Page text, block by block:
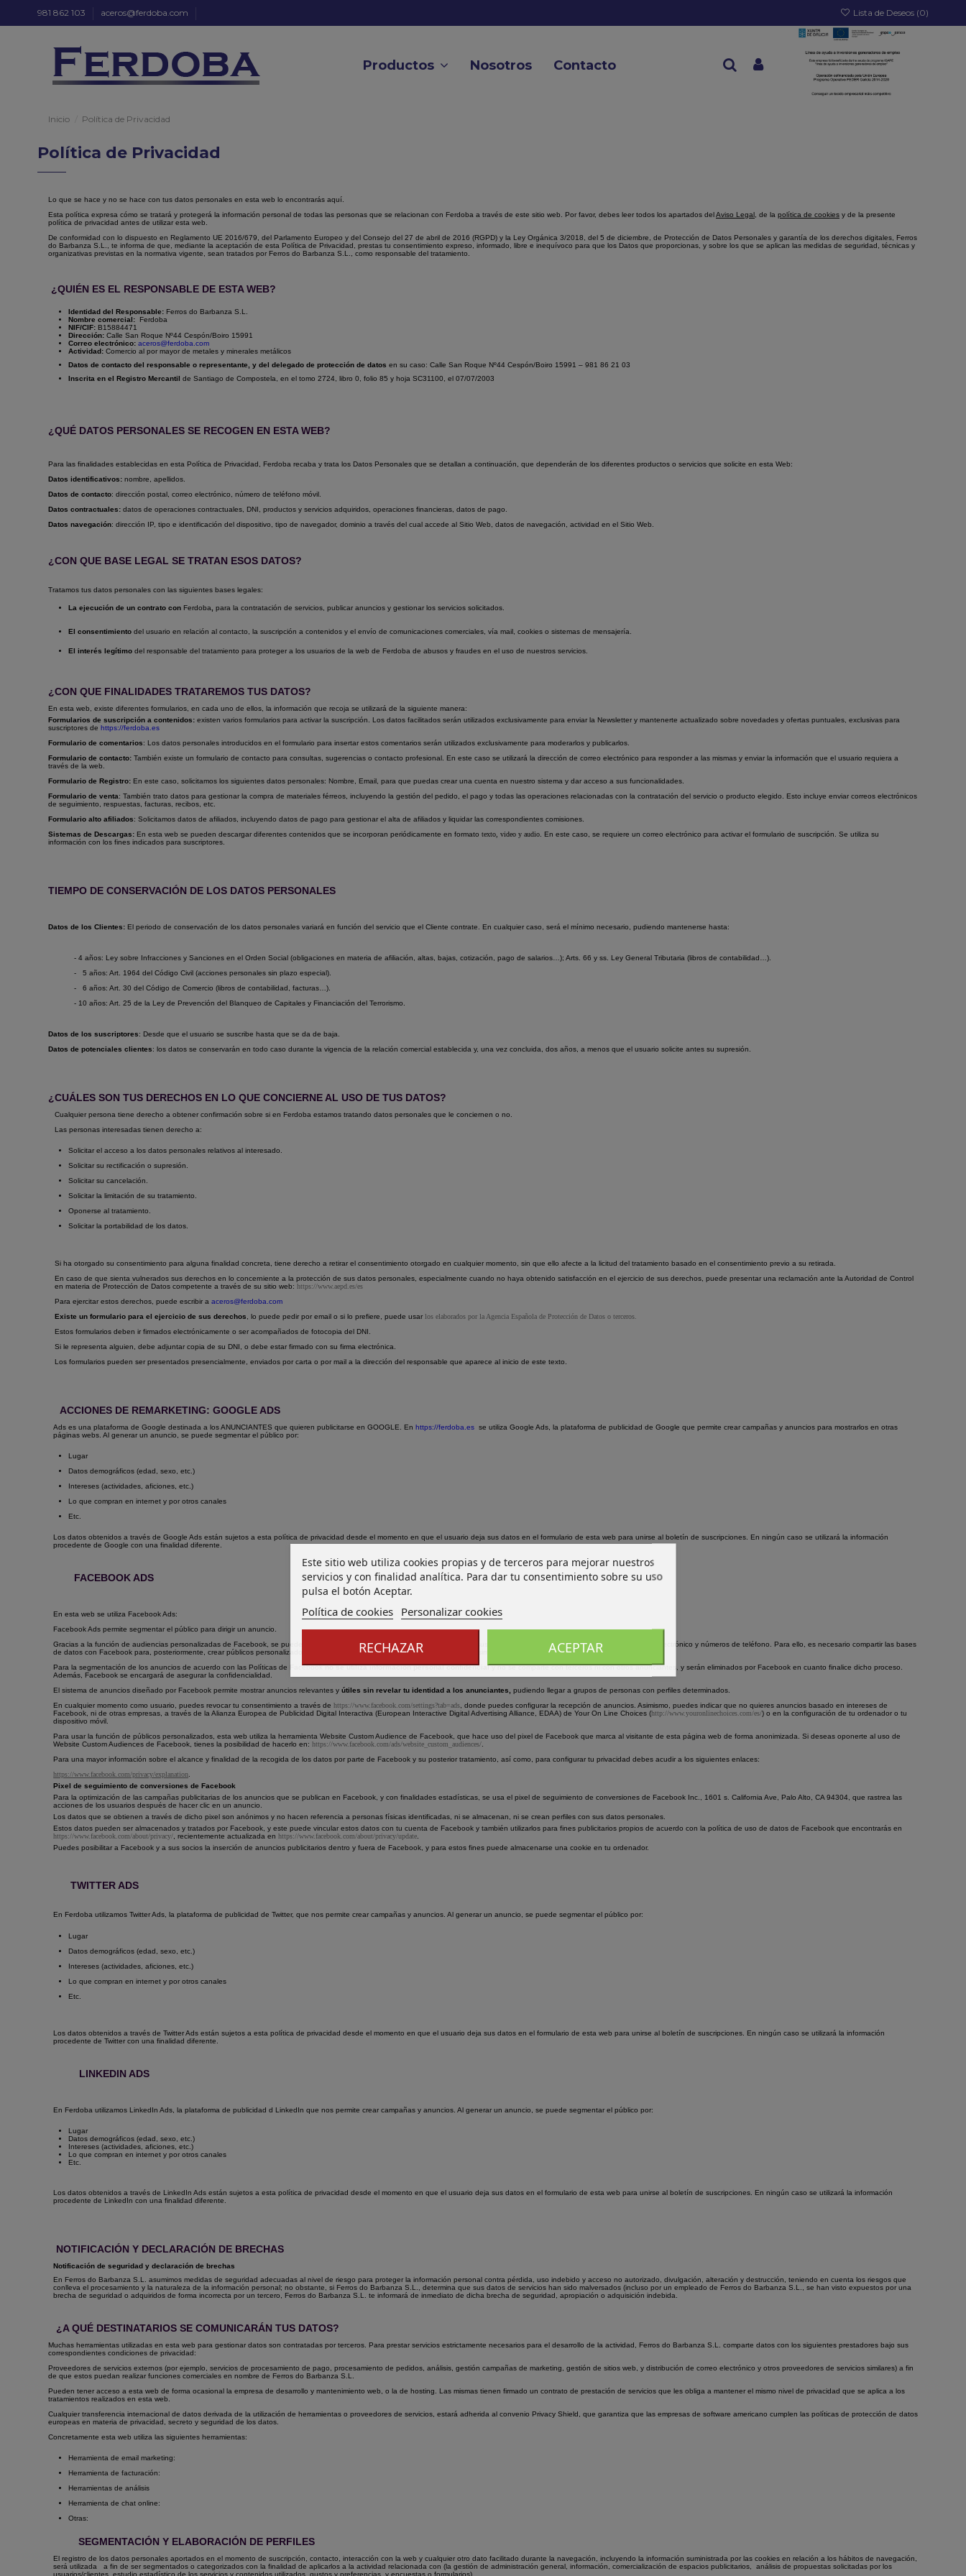
981 862 103 aceros@ferdoba.com Lista de Deseos (0)
Productos Nosotros Contacto
Inicio Política de Privacidad
Política de Privacidad
Lo que se hace y no se hace con tus datos personales en esta web lo encontrarás aquí.
Esta política expresa cómo se tratará y protegerá la información personal de todas las personas que se relacionan con Ferdoba a través de este sitio web. Por favor, debes leer todos los apartados delAviso Legal , de la política de cookies y de la presente
política de privacidad antes de utilizar esta web.
De conformidad con lo dispuesto en Reglamento UE 2016/679, del Parlamento Europeo y del Consejo del 27 de abril de 2016 (RGPD) y la Ley Orgánica 3/2018, del 5 de diciembre, de Protección de Datos Personales y garantía de los derechos digitales, Ferros
do Barbanza S.L., te informa de que, mediante la aceptación de esta Política de Privacidad, prestas tu consentimiento expreso, informado, libre e inequívoco para que los Datos que proporcionas, y sobre los que se aplican las medidas de seguridad, técnicas y
organizativas previstas en la normativa vigente, sean tratados por Ferros do Barbanza S.L., como responsable del tratamiento.
¿QUIÉN ES EL RESPONSABLE DE ESTA WEB?
Identidad del Responsable: Ferros do Barbanza S.L.
Nombre comercial:
Ferdoba
NIF/CIF: B15884471
Dirección: Calle San Roque Nº44 Cespón/Boiro 15991
Correo electrónico: aceros@ferdoba.com
Actividad: Comercio al por mayor de metales y minerales metálicos
Datos de contacto del responsable o representante, y del delegado de protección de datos en su caso: Calle San Roque Nº44 Cespón/Boiro 15991 – 981 86 21 03
Inscrita en el Registro Mercantil de Santiago de Compostela , en el tomo 2724 , libro 0 , folio 85 y hoja SC31100 , el 07/07/2003
¿QUÉ DATOS PERSONALES SE RECOGEN EN ESTA WEB?
Para las finalidades establecidas en esta Política de Privacidad, Ferdoba recaba y trata los Datos Personales que se detallan a continuación, que dependerán de los diferentes productos o servicios que solicite en esta Web:
Datos identificativos: nombre, apellidos.
Datos de contacto: dirección postal, correo electrónico, número de teléfono móvil.
Datos contractuales: datos de operaciones contractuales, DNI, productos y servicios adquiridos, operaciones financieras, datos de pago.
Datos navegación: dirección IP, tipo e identificación del dispositivo, tipo de navegador, dominio a través del cual accede al Sitio Web, datos de navegación, actividad en el Sitio Web.
¿CON QUE BASE LEGAL SE TRATAN ESOS DATOS?
Tratamos tus datos personales con las siguientes bases legales:
La ejecución de un contrato con Ferdoba para la contratación de servicios, publicar anuncios y gestionar los servicios solicitados.
El consentimiento del usuario en relación al contacto, la suscripción a contenidos y el envío de comunicaciones comerciales, vía mail, cookies o sistemas de mensajería.
El interés legítimo del responsable del tratamiento para proteger a los usuarios de la web de Ferdoba de abusos y fraudes en el uso de nuestros servicios.
¿CON QUE FINALIDADES TRATAREMOS TUS DATOS?
En esta web, existe diferentes formularios, en cada uno de ellos, la información que recoja se utilizará de la siguiente manera:
Formularios de suscripción a contenidos: existen varios formularios para activar la suscripción. Los datos facilitados serán utilizados exclusivamente para enviar la Newsletter y mantenerte actualizado sobre novedades y ofertas puntuales, exclusivas para
suscriptores de https://ferdoba.es
Formulario de comentarios: Los datos personales introducidos en el formulario para insertar estos comentarios serán utilizados exclusivamente para moderarlos y publicarlos.
Formulario de contacto: También existe un formulario de contacto para consultas, sugerencias o contacto profesional. En este caso se utilizará la dirección de correo electrónico para responder a las mismas y enviar la información que el usuario requiera a
través de la web.
Formulario de Registro: En este caso, solicitamos los siguientes datos personales: Nombre, Email, para que puedas crear una cuenta en nuestro sistema y dar acceso a sus funcionalidades.
Formulario de venta: También trato datos para gestionar la compra de materiales férreos, incluyendo la gestión del pedido, el pago y todas las operaciones relacionadas con la contratación del servicio o producto elegido. Esto incluye enviar correos electrónicos
de seguimiento, respuestas, facturas, recibos, etc.
Formulario alto afiliados: Solicitamos datos de afiliados, incluyendo datos de pago para gestionar el alta de afiliados y liquidar las correspondientes comisiones.
Sistemas de Descargas: En esta web se pueden descargar diferentes contenidos que se incorporan periódicamente en formato texto, video y audio . En este caso, se requiere un correo electrónico para activar el formulario de suscripción. Se utiliza su
información con los fines indicados para suscriptores.
TIEMPO DE CONSERVACIÓN DE LOS DATOS PERSONALES
Datos de los Clientes: El periodo de conservación de los datos personales variará en función del servicio que el Cliente contrate. En cualquier caso, será el mínimo necesario, pudiendo mantenerse hasta:
- 4 años: Ley sobre Infracciones y Sanciones en el Orden Social (obligaciones en materia de afiliación, altas, bajas, cotización, pago de salarios…); Arts. 66 y ss. Ley General Tributaria (libros de contabilidad…).
-
5 años: Art. 1964 del Código Civil (acciones personales sin plazo especial).
-
6 años: Art. 30 del Código de Comercio (libros de contabilidad, facturas…).
- 10 años: Art. 25 de la Ley de Prevención del Blanqueo de Capitales y Financiación del Terrorismo.
Datos de los suscriptores: Desde que el usuario se suscribe hasta que se da de baja.
Datos de potenciales clientes: los datos se conservarán en todo caso durante la vigencia de la relación comercial establecida y, una vez concluida, dos años, a menos que el usuario solicite antes su supresión.
¿CUÁLES SON TUS DERECHOS EN LO QUE CONCIERNE AL USO DE TUS DATOS?
Cualquier persona tiene derecho a obtener confirmación sobre si en Ferdoba estamos tratando datos personales que le conciernen o no.
Las personas interesadas tienen derecho a:
Solicitar el acceso a los datos personales relativos al interesado.
Solicitar su rectificación o supresión.
Solicitar su cancelación.
Solicitar la limitación de su tratamiento.
Oponerse al tratamiento.
Solicitar la portabilidad de los datos.
Si ha otorgado su consentimiento para alguna finalidad concreta, tiene derecho a retirar el consentimiento otorgado en cualquier momento, sin que ello afecte a la licitud del tratamiento basado en el consentimiento previo a su retirada.
En caso de que sienta vulnerados sus derechos en lo concerniente a la protección de sus datos personales, especialmente cuando no haya obtenido satisfacción en el ejercicio de sus derechos, puede presentar una reclamación ante la Autoridad de Control
en materia de Protección de Datos competente a través de su sitio web: https://www.aepd.es/es
Para ejercitar estos derechos, puede escribir a aceros@ferdoba.com
Existe un formulario para el ejercicio de sus derechos , lo puede pedir por email o si lo prefiere, puede usar los elaborados por la Agencia Española de Protección de Datos o terceros.
Estos formularios deben ir firmados electrónicamente o ser acompañados de fotocopia del DNI.
Si le representa alguien, debe adjuntar copia de su DNI, o debe estar firmado con su firma electrónica.
Los formularios pueden ser presentados presencialmente, enviados por carta o por mail a la dirección del responsable que aparece al inicio de este texto.
ACCIONES DE REMARKETING: GOOGLE ADS
Ads es una plataforma de Google destinada a los ANUNCIANTES que quieren publicitarse en GOOGLE. Enhttps://ferdoba.es se utiliza Google Ads, la plataforma de publicidad de Google que permite crear campañas y anuncios para mostrarlos en otras
páginas webs. Al generar un anuncio, se puede segmentar el público por:
Lugar
Datos demográficos (edad, sexo, etc.)
Intereses (actividades, aficiones, etc.)
Lo que compran en internet y por otros canales
Etc.
Los datos obtenidos a través de Google Ads están sujetos a esta política de privacidad desde el momento en que el usuario deja sus datos en el formulario de esta web para unirse al boletín de suscripciones. En ningún caso se utilizará la información
procedente de Google con una finalidad diferente.
FACEBOOK ADS
En esta web se utiliza Facebook Ads:
Facebook Ads permite segmentar el público para dirigir un anuncio.
Gracias a la función de audiencias personalizadas de Facebook, se puede crear una audiencia a partir de datos de usuarios y suscriptores de esta web, como direcciones de correo electrónico y números de teléfono. Para ello, es necesario compartir las bases
de datos con Facebook para, posteriormente, crear públicos personalizados dirigiendo los anuncios a las personas con perfiles similares.
Para la segmentación de los anuncios de acuerdo con las Políticas de Facebookno se utiliza información personal confidencialy no se comparte con terceros ni con otros anunciantes, y serán eliminados por Facebook en cuanto finalice dicho proceso.
Además, Facebook se encargará de asegurar la confidencialidad.
El sistema de anuncios diseñado por Facebook permite mostrar anuncios relevantes yútiles sin revelar tu identidad a los anunciantes, pudiendo llegar a grupos de personas con perfiles determinados.
En cualquier momento como usuario, puedes revocar tu consentimiento a través dehttps://www.facebook.com/settings?tab=ads, donde puedes configurar la recepción de anuncios. Asimismo, puedes indicar que no quieres anuncios basado en intereses de
Facebook, ni de otras empresas, a través de la Alianza Europea de Publicidad Digital Interactiva (European Interactive Digital Advertising Alliance, EDAA) de Your On Line Choices (http://www.youronlinechoices.com/es/) o en la configuración de tu ordenador o tu
dispositivo móvil.
Para usar la función de públicos personalizados, esta web utiliza la herramienta Website Custom Audience de Facebook, que hace uso del pixel de Facebook que marca al visitante de esta página web de forma anonimizada. Si deseas oponerte al uso de
Website Custom Audiences de Facebook, tienes la posibilidad de hacerlo en:https://www.facebook.com/ads/website_custom_audiences/.
Para una mayor información sobre el alcance y finalidad de la recogida de los datos por parte de Facebook y su posterior tratamiento, así como, para configurar tu privacidad debes acudir a los siguientes enlaces:
https://www.facebook.com/privacy/explanation.
Pixel de seguimiento de conversiones de Facebook
Para la optimización de las campañas publicitarias de los anuncios que se publican en Facebook, y con finalidades estadísticas, se usa el pixel de seguimiento de conversiones de Facebook Inc., 1601 s. California Ave, Palo Alto, CA 94304, que rastrea las
acciones de los usuarios después de hacer clic en un anuncio.
Los datos que se obtienen a través de dicho pixel son anónimos y no hacen referencia a personas físicas identificadas, ni se almacenan, ni se crean perfiles con sus datos personales.
Estos datos pueden ser almacenados y tratados por Facebook, y este puede vincular estos datos con tu cuenta de Facebook y también utilizarlos para fines publicitarios propios de acuerdo con la política de uso de datos de Facebook que encontrarás en
https://www.facebook.com/about/privacy/, recientemente actualizada enhttps://www.facebook.com/about/privacy/update.
Puedes posibilitar a Facebook y a sus socios la inserción de anuncios publicitarios dentro y fuera de Facebook, y para estos fines puede almacenarse una cookie en tu ordenador.
TWITTER ADS
En Ferdoba utilizamos Twitter Ads, la plataforma de publicidad de Twitter, que nos permite crear campañas y anuncios. Al generar un anuncio, se puede segmentar el público por:
Lugar
Datos demográficos (edad, sexo, etc.)
Intereses (actividades, aficiones, etc.)
Lo que compran en internet y por otros canales
Etc.
Los datos obtenidos a través de Twitter Ads están sujetos a esta política de privacidad desde el momento en que el usuario deja sus datos en el formulario de esta web para unirse al boletín de suscripciones. En ningún caso se utilizará la información
procedente de Twitter con una finalidad diferente.
LINKEDIN ADS
En Ferdoba utilizamos LinkedIn Ads, la plataforma de publicidad d LinkedIn que nos permite crear campañas y anuncios. Al generar un anuncio, se puede segmentar el público por:
Lugar
Datos demográficos (edad, sexo, etc.)
Intereses (actividades, aficiones, etc.)
Lo que compran en internet y por otros canales
Etc.
Los datos obtenidos a través de LinkedIn Ads están sujetos a esta política de privacidad desde el momento en que el usuario deja sus datos en el formulario de esta web para unirse al boletín de suscripciones. En ningún caso se utilizará la información
procedente de LinkedIn con una finalidad diferente.
NOTIFICACIÓN Y DECLARACIÓN DE BRECHAS
Notificación de seguridad y declaración de brechas
En Ferros do Barbanza S.L. asumimos medidas de seguridad adecuadas al nivel de riesgo para proteger la información personal contra pérdida, uso indebido y acceso no autorizado, divulgación, alteración y destrucción, teniendo en cuenta los riesgos que
conlleva el procesamiento y la naturaleza de la información personal; no obstante, si Ferros do Barbanza S.L., determina que sus datos de servicios han sido malversados (incluso por un empleado de Ferros do Barbanza S.L., se han visto expuestos por una
brecha de seguridad o adquiridos de forma incorrecta por un tercero, Ferros do Barbanza S.L. te informará de inmediato de dicha brecha de seguridad, apropiación o adquisición indebida.
¿A QUÉ DESTINATARIOS SE COMUNICARÁN TUS DATOS?
Muchas herramientas utilizadas en esta web para gestionar datos son contratadas por terceros. Para prestar servicios estrictamente necesarios para el desarrollo de la actividad, Ferros do Barbanza S.L. comparte datos con los siguientes prestadores bajo sus
correspondientes condiciones de privacidad:
Proveedores de servicios externos (por ejemplo, servicios de procesamiento de pago, procesamiento de pedidos, análisis, gestión campañas de marketing, gestión de sitios web, y distribución de correo electrónico y otros proveedores de servicios similares) a fin
de que estos puedan realizar funciones comerciales en nombre de Ferros do Barbanza S.L.
Pueden tener acceso a esta web de forma ocasional la empresa de desarrollo y mantenimiento web, o la de hosting. Las mismas tienen firmado un contrato de prestación de servicios que les obliga a mantener el mismo nivel de privacidad que se aplica a los
tratamientos realizados en esta web.
Cualquier transferencia internacional de datos derivada de la utilización de herramientas o proveedores de servicios, estará adherida al convenio Privacy Shield, que garantiza que las empresas de software americano cumplen las políticas de protección de datos
europeas en materia de privacidad, secreto y seguridad de los datos.
Concretamente esta web utiliza las siguientes herramientas:
Herramienta de email marketing:
Herramienta de facturación:
Herramientas de análisis
Herramienta de chat online:
Otras:
SEGMENTACIÓN Y ELABORACIÓN DE PERFILES
El registro de los datos personales aportados en el momentode suscripción, contacto, interacción con la web y cualquier otro dato facilitado durante la navegación , incluyendo la información suministrada por las cookies en relación a los hábitos de navegación,
será utilizada
a fin de ser segmentados o categorizados con la finalidad de aplicarlos a la actividad relacionada con (la gestión de administración general, información, comercialización de espacios publicitarios,
análisis de propuestas solicitadas por los
usuarios/clientes, estudio estadístico de los servicios y contenidos utilizados, gustos y preferencias, y encuestas o formularios).
Este sitio web utiliza cookies propias y de terceros para mejorar nuestros
servicios y con finalidad analítica. Para dar tu consentimiento sobre su uso
pulsa el botón Aceptar.
Política de cookies Personalizar cookies
RECHAZAR ACEPTAR